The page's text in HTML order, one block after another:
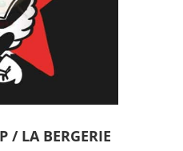
/ LA BERGERIE